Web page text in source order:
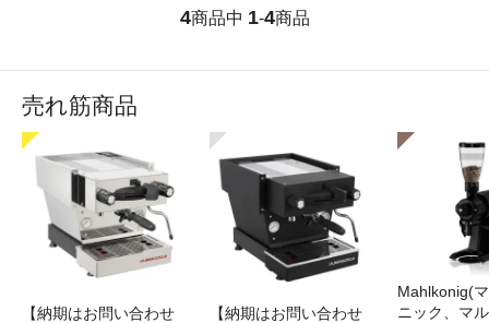
4商品中 1-4商品
売れ筋商品
【納期はお問い合わせ
【納期はお問い合わせ
Mahlkonig(
ニック、マ